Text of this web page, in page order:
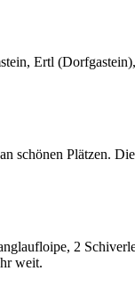
Ertl
schönen Plätzen.
2
weit.